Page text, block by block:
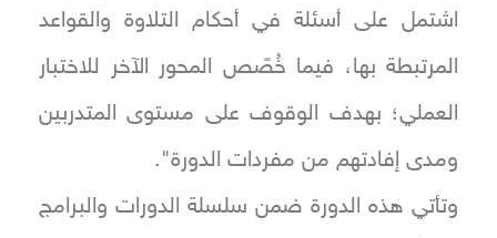
اشتمل على أسئلة في أحكام التلاوة والقواعد
المرتبطة بها، فيما خُصّص المحور الآخر للاختبار
العملي؛ بهدف الوقوف على مستوى المتدربين
ومدى إفادتهم من مفردات الدورة".
وتأتي هذه الدورة ضمن سلسلة الدورات والبرامج